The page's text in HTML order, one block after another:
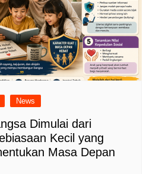
News
Dimulai dari
Kecil yang
Masa Depan